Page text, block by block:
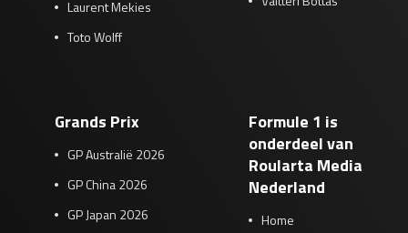
Laurent Mekies
Toto Wolff
Grands Prix
GP Australië 2026
GP China 2026
GP Japan 2026
Formule 1 is
onderdeel van
Roularta Media
Nederland
Home